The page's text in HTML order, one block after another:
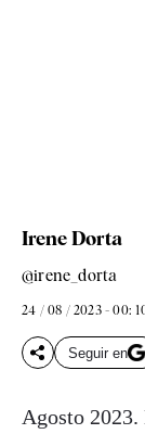
Irene Dorta
@irene_dorta
24 / 08 / 2023 - 00:
Seguir en
Agosto